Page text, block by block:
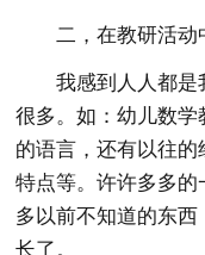
二，在教研活动
我感到人人都
很多。如：幼儿数
的语言，还有以往
特点等。许许多多
多以前不知道的东
长了。